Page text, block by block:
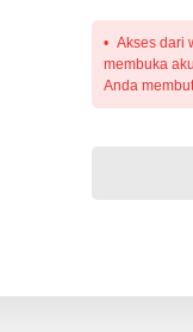
Akses dari
membuka
Anda